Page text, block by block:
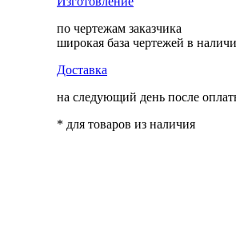
по чертежам заказчика
широкая база чертежей в
Доставка
на следующий день после
* для товаров из наличия